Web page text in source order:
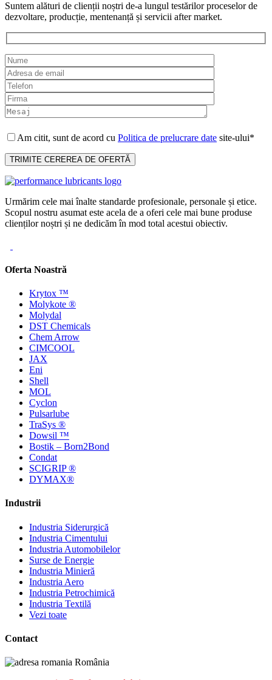
Suntem alături de clienții noștri de-a lungul testărilor proceselor de
dezvoltare, producție, mentenanță și servicii after market.
Am citit, sunt de acord cu Politica de prelucrare date site-ului*
Urmărim cele mai înalte standarde profesionale, personale și etice.
Scopul nostru asumat este acela de a oferi cele mai bune produse
clienților noștri și ne dedicăm în mod total acestui obiectiv.
Oferta Noastră
Krytox ™
Molykote ®
Molydal
DST Chemicals
Chem Arrow
CIMCOOL
JAX
Eni
Shell
MOL
Cyclon
Pulsarlube
TraSys ®
Dowsil ™
Bostik – Born2Bond
Condat
SCIGRIP ®
DYMAX®
Industrii
Industria Siderurgică
Industria Cimentului
Industria Automobilelor
Surse de Energie
Industria Minieră
Industria Aero
Industria Petrochimică
Industria Textilă
Vezi toate
Contact
România